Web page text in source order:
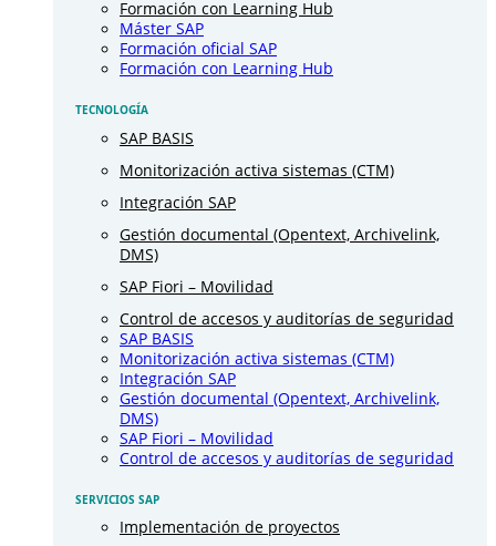
Formación con Learning Hub
Máster SAP
Formación oficial SAP
Formación con Learning Hub
TECNOLOGÍA
SAP BASIS
Monitorización activa sistemas (CTM)
Integración SAP
Gestión documental (Opentext, Archivelink,
DMS)
SAP Fiori – Movilidad
Control de accesos y auditorías de seguridad
SAP BASIS
Monitorización activa sistemas (CTM)
Integración SAP
Gestión documental (Opentext, Archivelink,
DMS)
SAP Fiori – Movilidad
Control de accesos y auditorías de seguridad
SERVICIOS SAP
Implementación de proyectos